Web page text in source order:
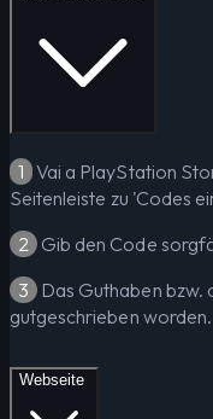
1 Vai a PlayStation
Seitenleiste zu 'Codes
2 Gib den Code
3 Das Guthaben bzw.
gutgeschrieben worden.
Webseite